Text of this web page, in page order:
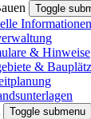
Toggle
Informationen
& Hinweise
&
Toggle submenu